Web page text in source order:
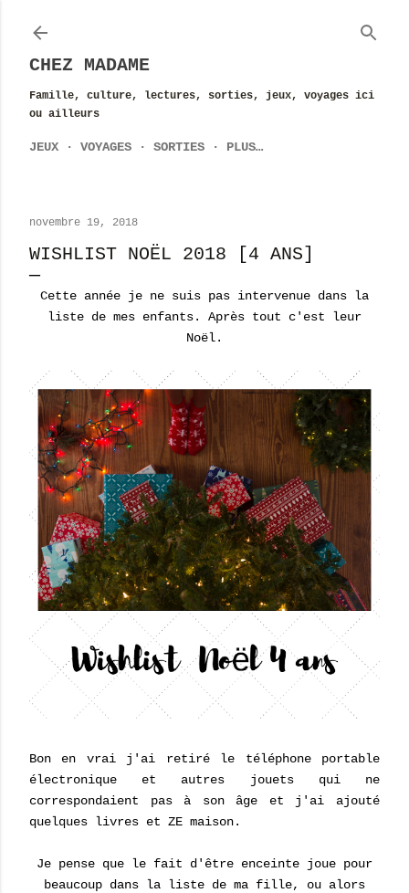
CHEZ MADAME
Famille, culture, lectures, sorties, jeux, voyages ici
ou ailleurs
JEUX VOYAGES SORTIES PLUS…
novembre 19, 2018
WISHLIST NOËL 2018 [4 ANS]
Cette année je ne suis pas intervenue dans la
liste de mes enfants. Après tout c'est leur
Noël.
Bon en vrai j'ai retiré le téléphone portable
électronique et autres jouets qui ne
correspondaient pas à son âge et j'ai ajouté
quelques livres et ZE maison.
Je pense que le fait d'être enceinte joue pour
beaucoup dans la liste de ma fille, ou alors